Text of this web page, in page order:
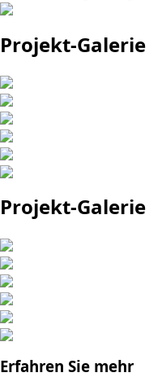
Projekt-Galerie
Projekt-Galerie
Erfahren Sie mehr